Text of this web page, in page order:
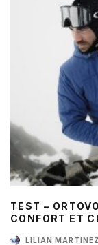
TEST –
CONFORT ET
LILIAN MARTINEZ